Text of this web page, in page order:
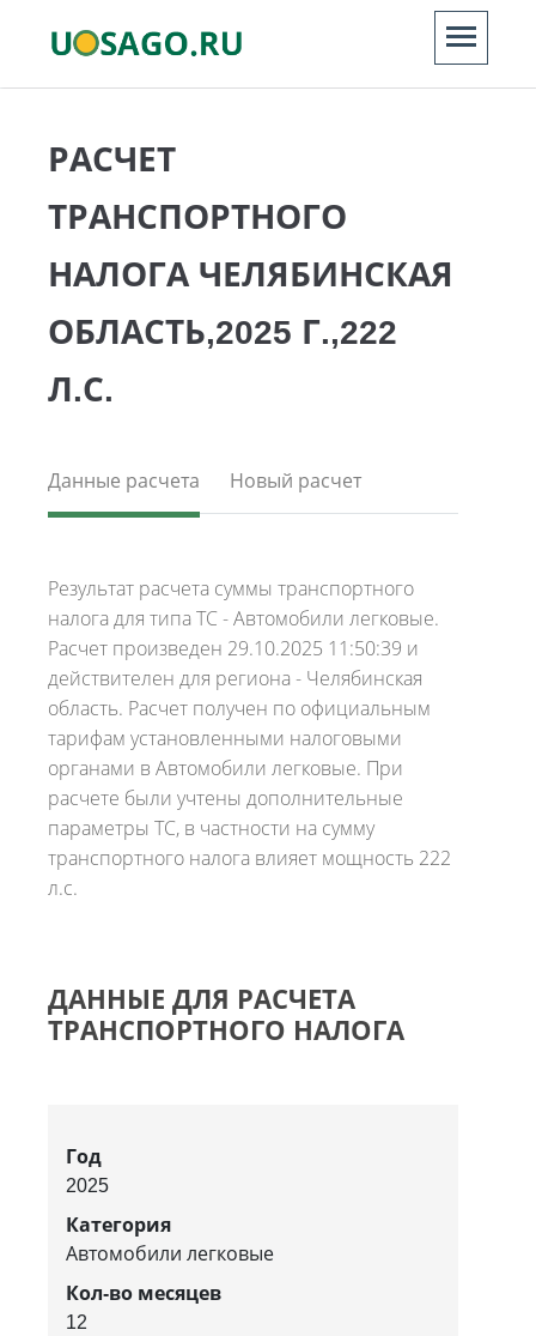
РАСЧЕТ
ТРАНСПОРТНОГО
НАЛОГА ЧЕЛЯБИНСКАЯ
ОБЛАСТЬ,2025 Г.,222
Л.С.
Данные расчета Новый расчет
Результат расчета суммы транспортного
налога для типа ТС - Автомобили легковые.
Расчет произведен 29.10.2025 11:50:39 и
действителен для региона - Челябинская
область. Расчет получен по официальным
тарифам установленными налоговыми
органами в Автомобили легковые. При
расчете были учтены дополнительные
параметры ТС, в частности на сумму
транспортного налога влияет мощность 222
л.с.
ДАННЫЕ ДЛЯ РАСЧЕТА
ТРАНСПОРТНОГО НАЛОГА
Год
2025
Категория
Автомобили легковые
Кол-во месяцев
12